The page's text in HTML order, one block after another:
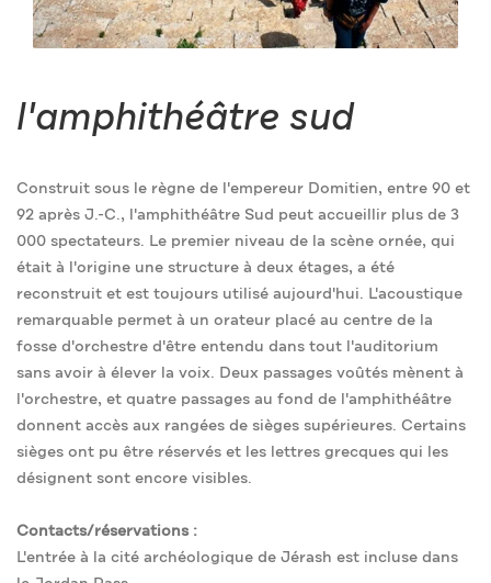
l'amphithéâtre sud
Construit sous le règne de l'empereur Domitien, entre 90 et
92 après J.-C., l'amphithéâtre Sud peut accueillir plus de 3
000 spectateurs. Le premier niveau de la scène ornée, qui
était à l'origine une structure à deux étages, a été
reconstruit et est toujours utilisé aujourd'hui. L'acoustique
remarquable permet à un orateur placé au centre de la
fosse d'orchestre d'être entendu dans tout l'auditorium
sans avoir à élever la voix. Deux passages voûtés mènent à
l'orchestre, et quatre passages au fond de l'amphithéâtre
donnent accès aux rangées de sièges supérieures. Certains
sièges ont pu être réservés et les lettres grecques qui les
désignent sont encore visibles.
Contacts/réservations :
L'entrée à la cité archéologique de Jérash est incluse dans